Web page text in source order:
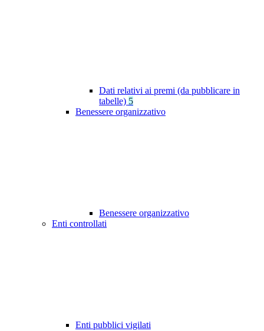
Dati relativi ai premi (da pubblicare in
tabelle) 5
Benessere organizzativo
Benessere organizzativo
Enti controllati
Enti pubblici vigilati